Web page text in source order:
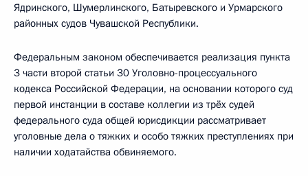
Ядринского, Шумерлинского, Батыревского и Урмарского
районных судов Чувашской Республики.
Федеральным законом обеспечивается реализация пункта
3 части второй статьи 30 Уголовно-процессуального
кодекса Российской Федерации, на основании которого суд
первой инстанции в составе коллегии из трёх судей
федерального суда общей юрисдикции рассматривает
уголовные дела о тяжких и особо тяжких преступлениях при
наличии ходатайства обвиняемого.